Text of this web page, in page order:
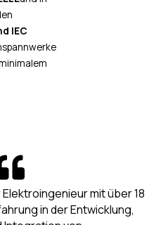
IEC
mit über 18
in der Entwicklung,